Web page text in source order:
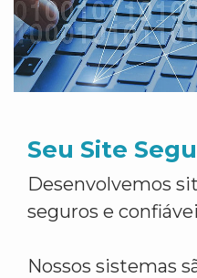
Seu Site
Desenvolvemos
seguros e
Nossos sistemas